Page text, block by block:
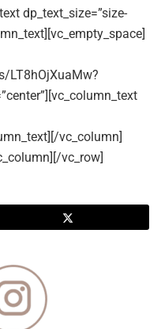
dp_text_size=”size-
LT8hOjXuaMw?
vc_column]
vc_row]